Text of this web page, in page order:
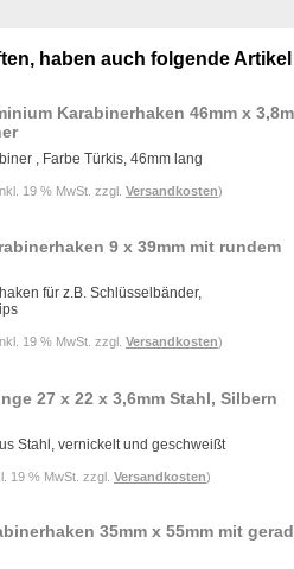
haben auch folgende Artikel
Karabinerhaken 46mm x
, Farbe Türkis, 46mm lang
19 % MwSt. zzgl. Versandkosten)
9 x 39mm mit rundem
für z.B. Schlüsselbänder,
19 % MwSt. zzgl. Versandkosten)
27 x 22 x 3,6mm Stahl, Silbern
Stahl, vernickelt und geschweißt
19 % MwSt. zzgl. Versandkosten)
35mm x 55mm mit